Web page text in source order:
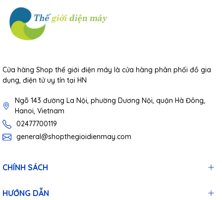
Cửa hàng Shop thế giới điện máy là cửa hàng phân phối đồ gia
dụng, điện tử uy tín tại HN
Ngõ 143 đường La Nội, phường Dương Nội, quận Hà Đông,
Hanoi, Vietnam
02477700119
general@shopthegioidienmay.com
CHÍNH SÁCH
HƯỚNG DẪN